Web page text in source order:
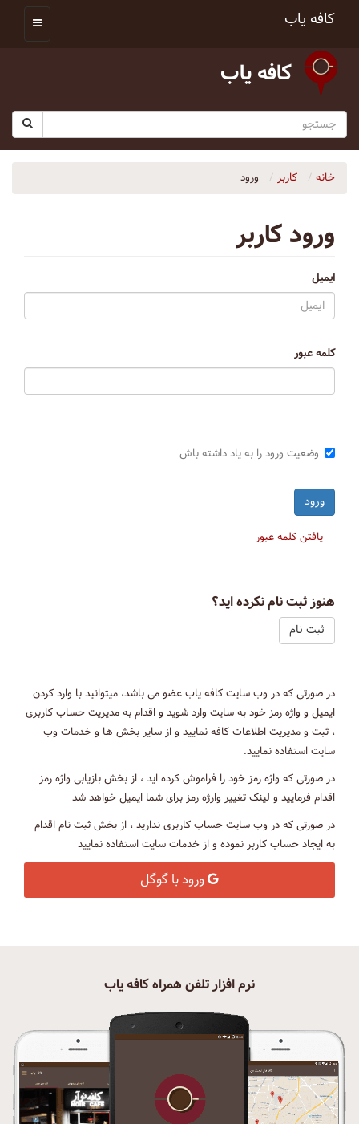
کافه یاب
کافه یاب
خانه کاربر ورود
ورود کاربر
ایمیل
کلمه عبور
وضعیت ورود را به یاد داشته باش
یافتن کلمه عبور
هنوز ثبت نام نکرده اید؟
ثبت نام
در صورتی که در وب سایت کافه یاب عضو می باشد، میتوانید با وارد کردن
ایمیل و واژه رمز خود به سایت وارد شوید و اقدام به مدیریت حساب کاربری
، ثبت و مدیریت اطلاعات کافه نمایید و از سایر بخش ها و خدمات وب
سایت استفاده نمایید.
در صورتی که واژه رمز خود را فراموش کرده اید ، از بخش بازیابی واژه رمز
اقدام فرمایید و لینک تغییر وارژه رمز برای شما ایمیل خواهد شد
در صورتی که در وب سایت حساب کاربری ندارید ، از بخش ثبت نام اقدام
به ایجاد حساب کاربر نموده و از خدمات سایت استفاده نمایید
ورود با گوگل
نرم افزار تلفن همراه کافه یاب